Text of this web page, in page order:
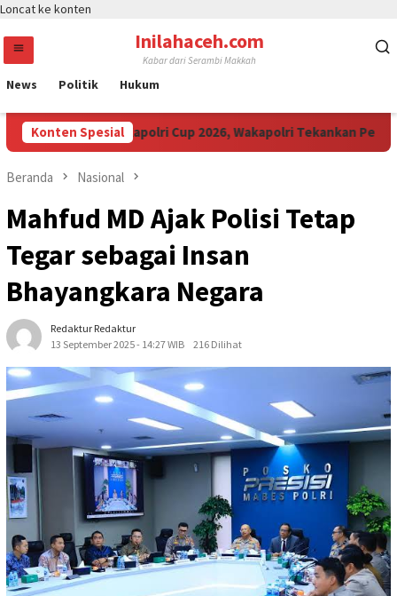
Loncat ke konten
Inilahaceh.com
Kabar dari Serambi Makkah
News Politik Hukum
Konten Spesial
Muda Ikuti Kapolri Cup 2026, Wakapolri Tekankan
Beranda Nasional
Mahfud MD Ajak Polisi Tetap
Tegar sebagai Insan
Bhayangkara Negara
Redaktur Redaktur
13 September 2025 - 14:27 WIB
216 Dilihat